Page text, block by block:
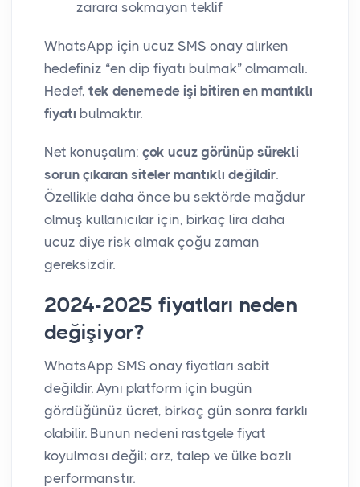
zarara sokmayan teklif
WhatsApp için ucuz SMS onay alırken
hedefiniz “en dip fiyatı bulmak” olmamalı.
Hedef, tek denemede işi bitiren en mantıklı
fiyatı bulmaktır.
Net konuşalım: çok ucuz görünüp sürekli
sorun çıkaran siteler mantıklı değildir.
Özellikle daha önce bu sektörde mağdur
olmuş kullanıcılar için, birkaç lira daha
ucuz diye risk almak çoğu zaman
gereksizdir.
2024-2025 fiyatları neden
değişiyor?
WhatsApp SMS onay fiyatları sabit
değildir. Aynı platform için bugün
gördüğünüz ücret, birkaç gün sonra farklı
olabilir. Bunun nedeni rastgele fiyat
koyulması değil; arz, talep ve ülke bazlı
performanstır.